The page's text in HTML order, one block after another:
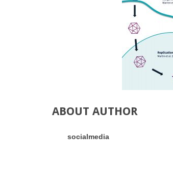
ABOUT AUTHOR
socialmedia